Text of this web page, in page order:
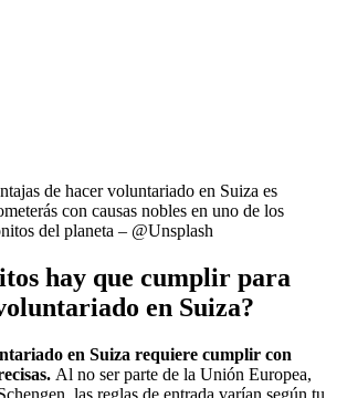
de hacer voluntariado en Suiza es
con causas nobles en uno de los
del planeta – @Unsplash
hay que cumplir para
en Suiza?
en Suiza requiere cumplir con
Al no ser parte de la Unión Europea,
las reglas de entrada varían según tu